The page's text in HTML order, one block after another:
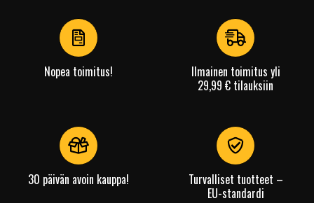
Nopea toimitus!
Ilmainen toimitus yli
29,99 € tilauksiin
30 päivän avoin kauppa!
Turvalliset tuotteet –
EU-standardi